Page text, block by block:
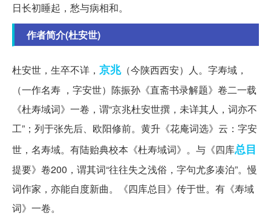
日长初睡起，愁与病相和。
作者简介(杜安世)
杜安世，生卒不详， 京兆（今陕西西安）人。字寿域，
（一作名寿 ，字安世）陈振孙《直斋书录解题》卷二一载
《杜寿域词》一卷，谓“京兆杜安世撰，未详其人，词亦不
工”；列于张先后、欧阳修前。黄升《花庵词选》云：字安
世，名寿域。有陆贻典校本《杜寿域词》。与《四库总目
提要》卷200，谓其词“往往失之浅俗，字句尤多凑泊”。慢
词作家，亦能自度新曲。《四库总目》传于世。有《寿域
词》一卷。